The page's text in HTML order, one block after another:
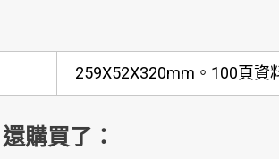
259X52X320mm。100頁資
購買了：